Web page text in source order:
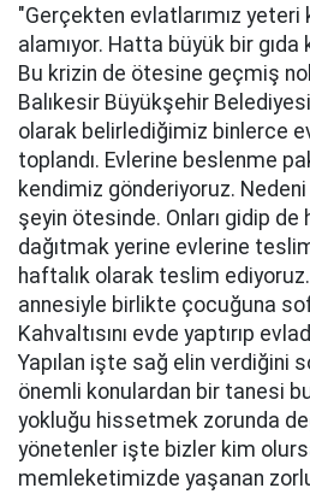
"Gerçekten evlatlarımız yeteri
alamıyor. Hatta büyük bir gıda
Bu krizin de ötesine geçmiş
Balıkesir Büyükşehir
olarak belirlediğimiz binlerce
toplandı. Evlerine beslenme
kendimiz gönderiyoruz.
şeyin ötesinde. Onları gidip
dağıtmak yerine evlerine
haftalık olarak teslim
annesiyle birlikte çocuğuna
Kahvaltısını evde yaptırıp
Yapılan işte sağ elin verdiğini
önemli konulardan bir tanesi
yokluğu hissetmek zorunda
yönetenler işte bizler kim
memleketimizde yaşanan